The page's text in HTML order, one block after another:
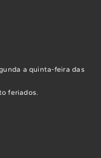
a quinta-feira das
feriados.